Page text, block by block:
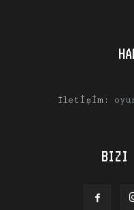
İletişim:
BIZI